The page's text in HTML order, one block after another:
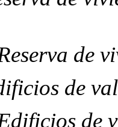
de
de
de